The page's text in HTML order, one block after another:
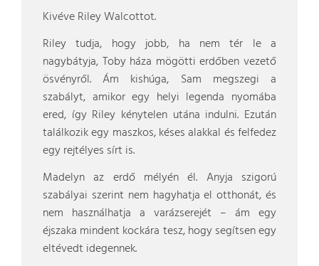
Kivéve Riley Walcottot.
Riley tudja, hogy jobb, ha nem tér le a
nagybátyja, Toby háza mögötti erdőben vezető
ösvényről. Ám kishúga, Sam megszegi a
szabályt, amikor egy helyi legenda nyomába
ered, így Riley kénytelen utána indulni. Ezután
találkozik egy maszkos, késes alakkal és felfedez
egy rejtélyes sírt is.
Madelyn az erdő mélyén él. Anyja szigorú
szabályai szerint nem hagyhatja el otthonát, és
nem használhatja a varázserejét – ám egy
éjszaka mindent kockára tesz, hogy segítsen egy
eltévedt idegennek.